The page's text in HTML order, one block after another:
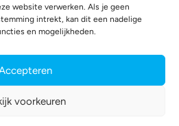
website verwerken. Als je geen
intrekt, kan dit een nadelige
en mogelijkheden.
voorkeuren
rechten voorbehouden.